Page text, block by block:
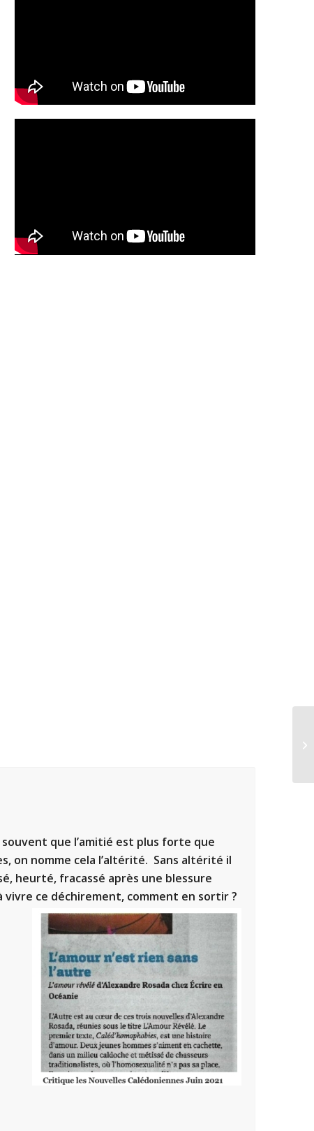
souvent que l’amitié est plus forte que
on nomme cela l’altérité. Sans altérité il
heurté, fracassé après une blessure
ce déchirement, comment en sortir ?